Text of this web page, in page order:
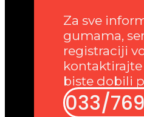
Za sve
gumama,
registraciji
kontaktirajte
biste dobili
033/